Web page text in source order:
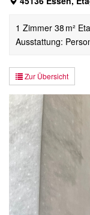
1 Zimmer 38 m²
Ausstattung:
Zur Übersicht